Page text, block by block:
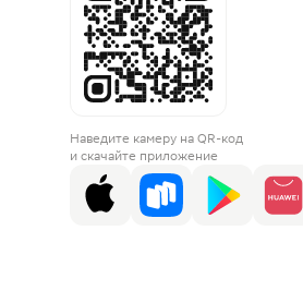
Наведите камеру на QR-код
и скачайте приложение